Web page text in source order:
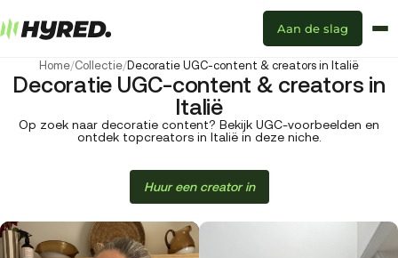
Aan de slag
Home/Collectie/Decoratie UGC-content & creators in Italië
Decoratie UGC-content & creators in
Italië
Op zoek naar decoratie content? Bekijk UGC-voorbeelden en
ontdek topcreators in Italië in deze niche.
Huur een creator in